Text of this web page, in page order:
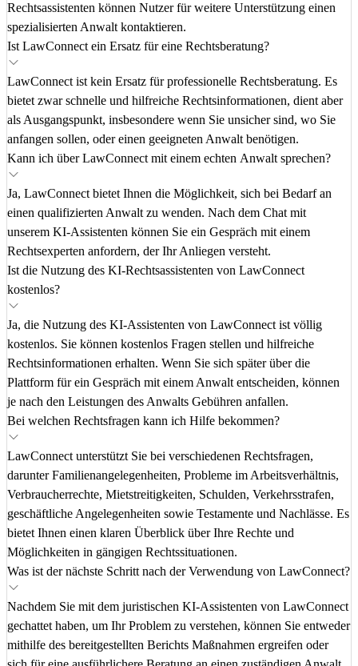
Rechtsassistenten können Nutzer für weitere Unterstützung einen
spezialisierten Anwalt kontaktieren.
Ist LawConnect ein Ersatz für eine Rechtsberatung?
LawConnect ist kein Ersatz für professionelle Rechtsberatung. Es
bietet zwar schnelle und hilfreiche Rechtsinformationen, dient aber
als Ausgangspunkt, insbesondere wenn Sie unsicher sind, wo Sie
anfangen sollen, oder einen geeigneten Anwalt benötigen.
Kann ich über LawConnect mit einem echten Anwalt sprechen?
Ja, LawConnect bietet Ihnen die Möglichkeit, sich bei Bedarf an
einen qualifizierten Anwalt zu wenden. Nach dem Chat mit
unserem KI-Assistenten können Sie ein Gespräch mit einem
Rechtsexperten anfordern, der Ihr Anliegen versteht.
Ist die Nutzung des KI-Rechtsassistenten von LawConnect
kostenlos?
Ja, die Nutzung des KI-Assistenten von LawConnect ist völlig
kostenlos. Sie können kostenlos Fragen stellen und hilfreiche
Rechtsinformationen erhalten. Wenn Sie sich später über die
Plattform für ein Gespräch mit einem Anwalt entscheiden, können
je nach den Leistungen des Anwalts Gebühren anfallen.
Bei welchen Rechtsfragen kann ich Hilfe bekommen?
LawConnect unterstützt Sie bei verschiedenen Rechtsfragen,
darunter Familienangelegenheiten, Probleme im Arbeitsverhältnis,
Verbraucherrechte, Mietstreitigkeiten, Schulden, Verkehrsstrafen,
geschäftliche Angelegenheiten sowie Testamente und Nachlässe. Es
bietet Ihnen einen klaren Überblick über Ihre Rechte und
Möglichkeiten in gängigen Rechtssituationen.
Was ist der nächste Schritt nach der Verwendung von LawConnect?
Nachdem Sie mit dem juristischen KI-Assistenten von LawConnect
gechattet haben, um Ihr Problem zu verstehen, können Sie entweder
mithilfe des bereitgestellten Berichts Maßnahmen ergreifen oder